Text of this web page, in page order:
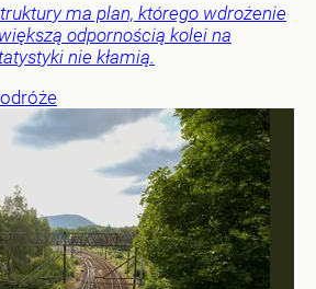
ma plan, którego wdrożenie
odpornością kolei na
nie kłamią.